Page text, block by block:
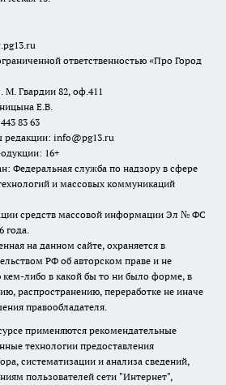
ответственностью «Про Город
М. Гвардии 82, оф.411
Е.В.
83 63
редакции: info@pg13.ru
16+
Федеральная служба по надзору в сфере
и массовых коммуникаций
средств массовой информации Эл № ФС
года.
на данном сайте, охраняется в
РФ об авторском праве и не
либо в какой бы то ни было форме, в
распространению, переработке не иначе
правообладателя.
применяются рекомендательные
технологии предоставления
систематизации и анализа сведений,
пользователей сети "Интернет",